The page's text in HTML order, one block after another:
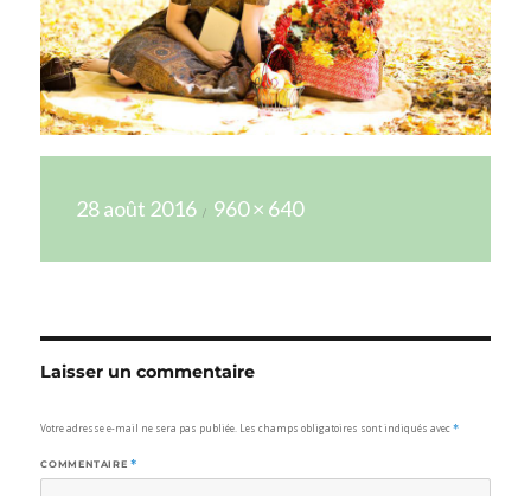
le
28 août 2016
réelle
960 × 640
Laisser un commentaire
Votre adresse e-mail ne sera pas publiée. Les champs obligatoires sont indiqués avec*
COMMENTAIRE *